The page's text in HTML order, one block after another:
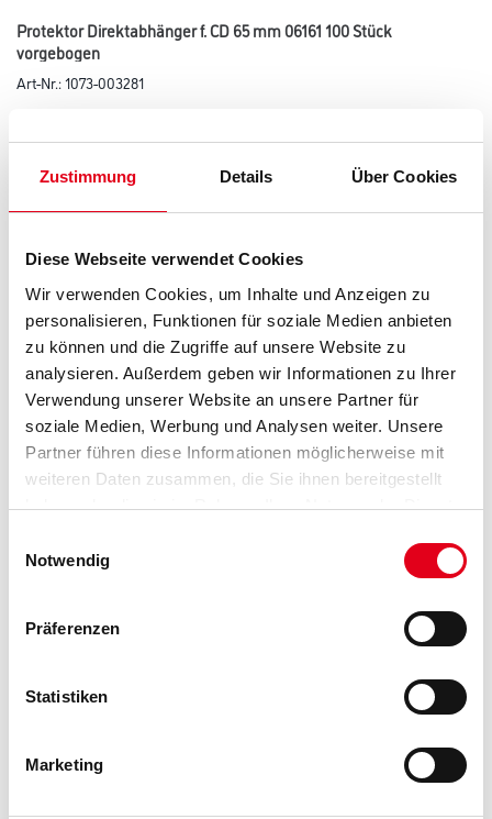
Zustimmung Details Über Cookies
Diese Webseite verwendet Cookies
Wir verwenden Cookies, um Inhalte und Anzeigen zu
personalisieren, Funktionen für soziale Medien anbieten
zu können und die Zugriffe auf unsere Website zu
analysieren. Außerdem geben wir Informationen zu Ihrer
Verwendung unserer Website an unsere Partner für
soziale Medien, Werbung und Analysen weiter. Unsere
Partner führen diese Informationen möglicherweise mit
weiteren Daten zusammen, die Sie ihnen bereitgestellt
haben oder die sie im Rahmen Ihrer Nutzung der Dienste
Notwendig
Präferenzen
Statistiken
Marketing
Protektor Direktabhänger f. CD 65 mm 06161 100 Stück
vorgebogen
Art-Nr.:1073-003281
Länge in centimeter
Breite in centimeter
Höhe in centimeter
Gebinde